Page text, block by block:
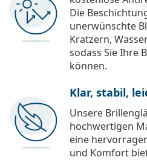
Die
unerwünschte
Kratzern,
sodass Sie Ihre
können.
Klar, stabil,
Unsere
hochwertigen
eine
und Komfort